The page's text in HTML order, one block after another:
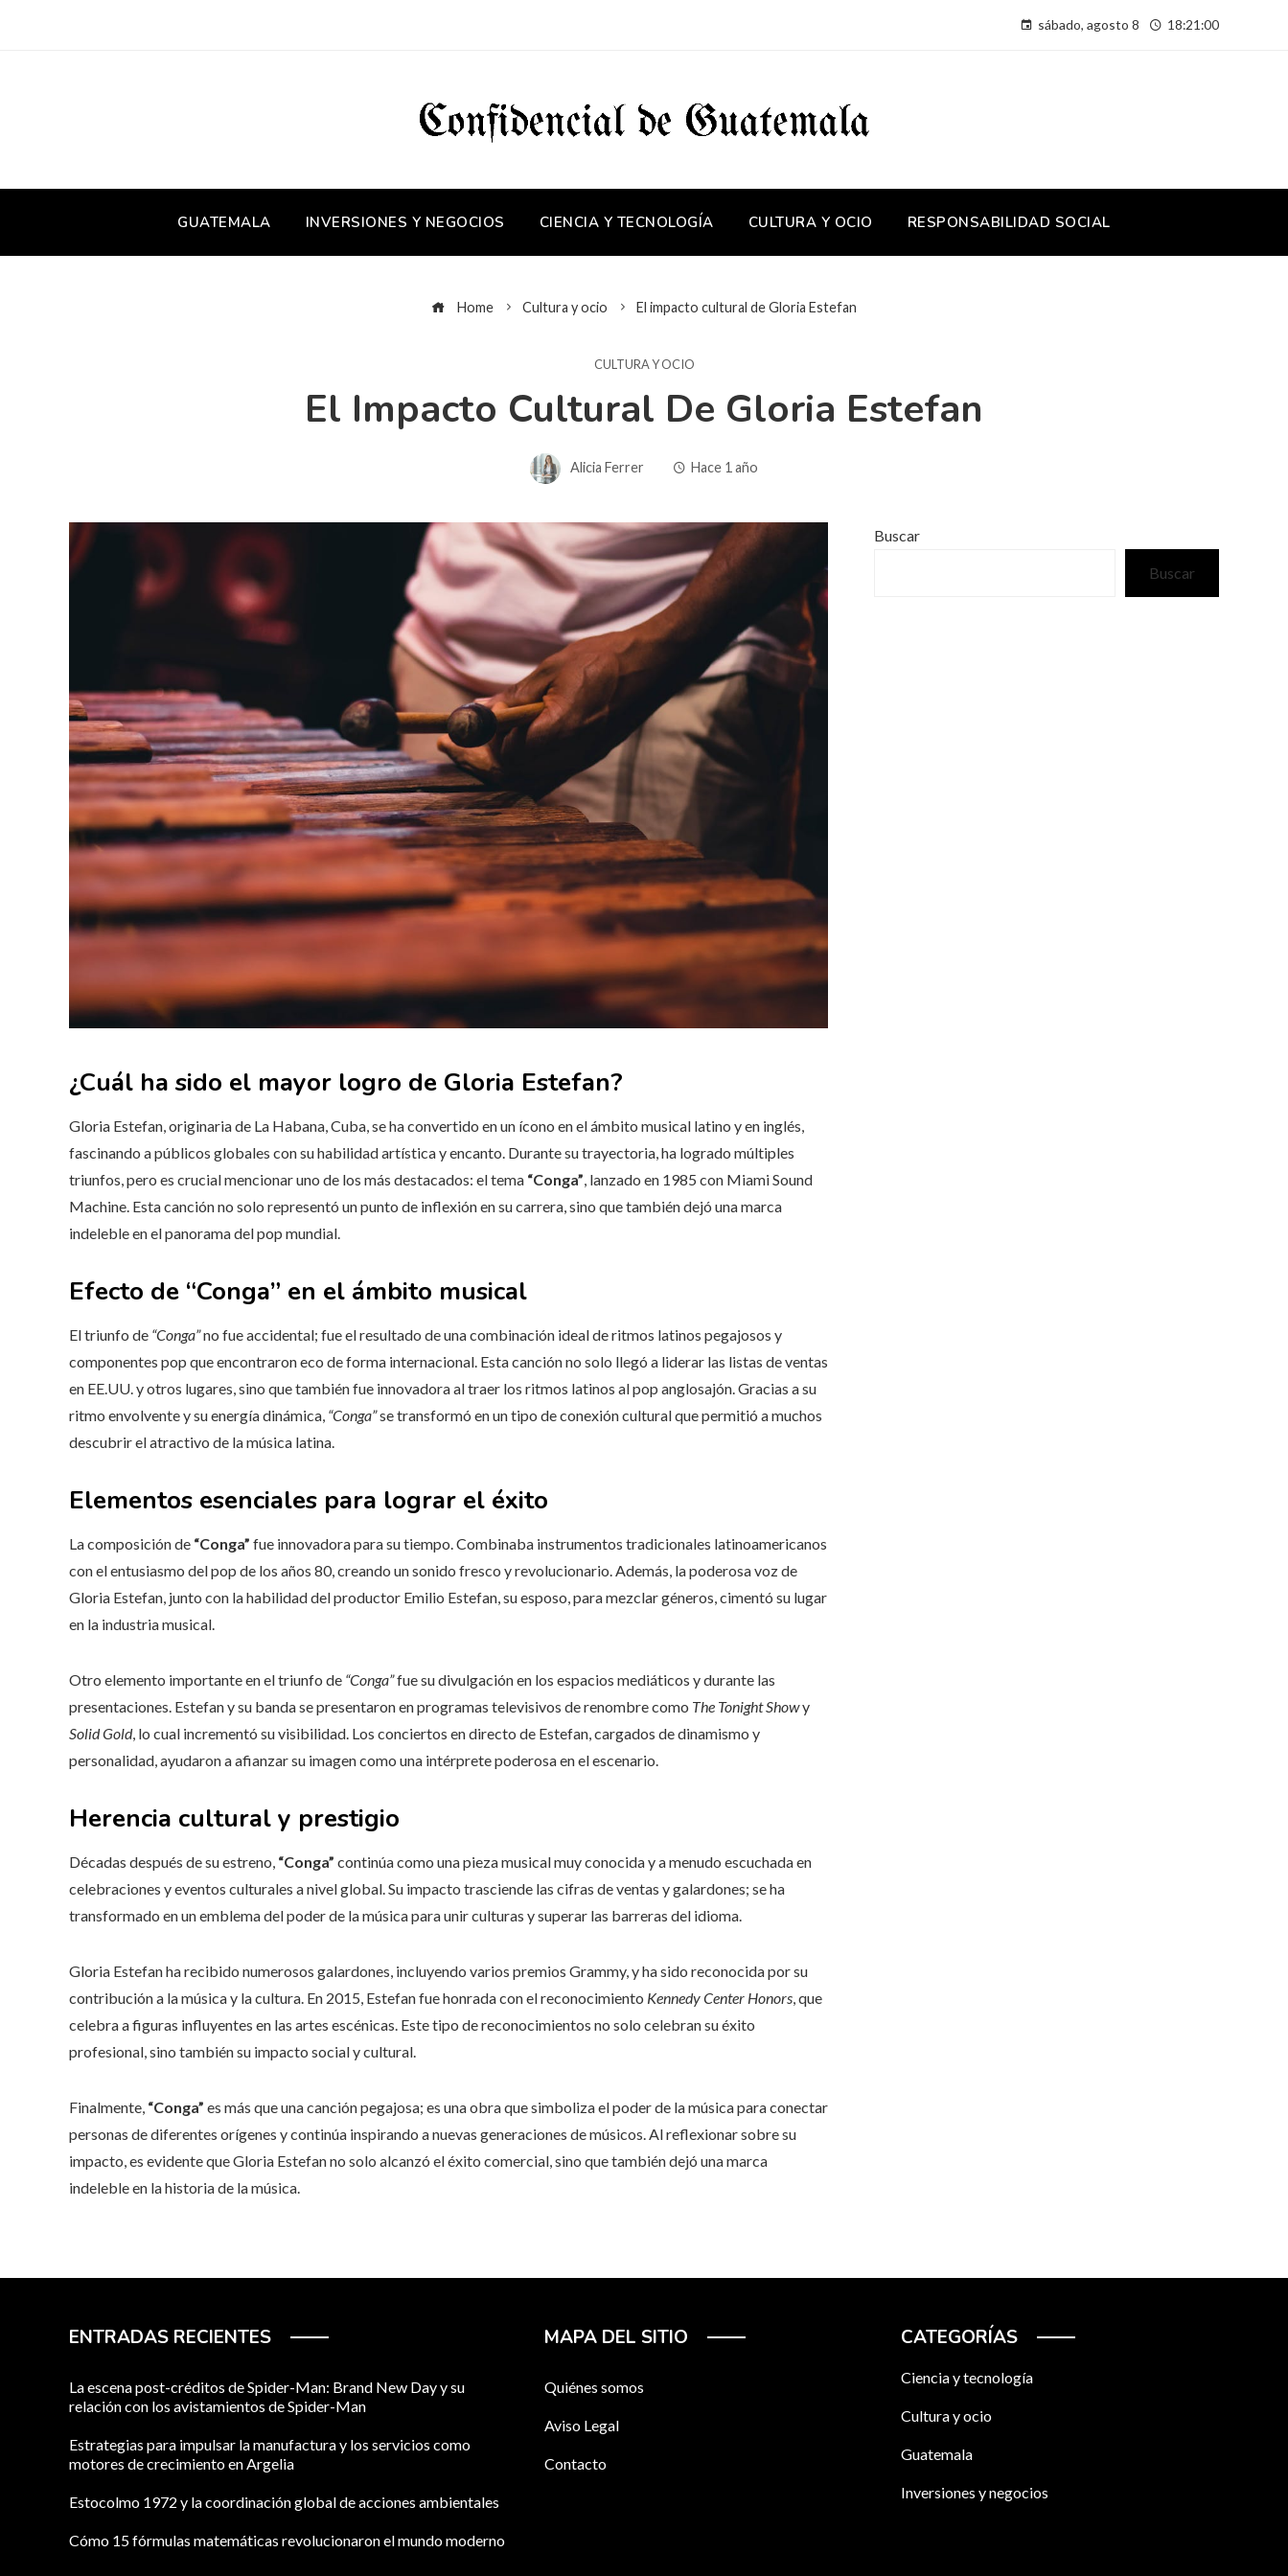
sábado, agosto 8 18:21:00
GUATEMALA INVERSIONES Y NEGOCIOS CIENCIA Y TECNOLOGÍA CULTURA Y OCIO RESPONSABILIDAD SOCIAL
Home Cultura y ocio El impacto cultural de Gloria Estefan
CULTURA Y OCIO
El Impacto Cultural De Gloria Estefan
Alicia Ferrer Hace 1 año
¿Cuál ha sido el mayor logro de Gloria Estefan?
Gloria Estefan, originaria de La Habana, Cuba, se ha convertido en un ícono en el ámbito musical latino y en inglés,
fascinando a públicos globales con su habilidad artística y encanto. Durante su trayectoria, ha logrado múltiples
triunfos, pero es crucial mencionar uno de los más destacados: el tema “Conga”, lanzado en 1985 con Miami Sound
Machine. Esta canción no solo representó un punto de inflexión en su carrera, sino que también dejó una marca
indeleble en el panorama del pop mundial.
Efecto de “Conga” en el ámbito musical
El triunfo de “Conga”no fue accidental; fue el resultado de una combinación ideal de ritmos latinos pegajosos y
componentes pop que encontraron eco de forma internacional. Esta canción no solo llegó a liderar las listas de ventas
en EE.UU. y otros lugares, sino que también fue innovadora al traer los ritmos latinos al pop anglosajón. Gracias a su
ritmo envolvente y su energía dinámica, “Conga”se transformó en un tipo de conexión cultural que permitió a muchos
descubrir el atractivo de la música latina.
Elementos esenciales para lograr el éxito
La composición de “Conga” fue innovadora para su tiempo. Combinaba instrumentos tradicionales latinoamericanos
con el entusiasmo del pop de los años 80, creando un sonido fresco y revolucionario. Además, la poderosa voz de
Gloria Estefan, junto con la habilidad del productor Emilio Estefan, su esposo, para mezclar géneros, cimentó su lugar
en la industria musical.
Otro elemento importante en el triunfo de “Conga”fue su divulgación en los espacios mediáticos y durante las
presentaciones. Estefan y su banda se presentaron en programas televisivos de renombre como The Tonight Showy
Solid Gold, lo cual incrementó su visibilidad. Los conciertos en directo de Estefan, cargados de dinamismo y
personalidad, ayudaron a afianzar su imagen como una intérprete poderosa en el escenario.
Herencia cultural y prestigio
Décadas después de su estreno, “Conga” continúa como una pieza musical muy conocida y a menudo escuchada en
celebraciones y eventos culturales a nivel global. Su impacto trasciende las cifras de ventas y galardones; se ha
transformado en un emblema del poder de la música para unir culturas y superar las barreras del idioma.
Gloria Estefan ha recibido numerosos galardones, incluyendo varios premios Grammy, y ha sido reconocida por su
contribución a la música y la cultura. En 2015, Estefan fue honrada con el reconocimiento Kennedy Center Honors, que
celebra a figuras influyentes en las artes escénicas. Este tipo de reconocimientos no solo celebran su éxito
profesional, sino también su impacto social y cultural.
Finalmente, “Conga” es más que una canción pegajosa; es una obra que simboliza el poder de la música para conectar
personas de diferentes orígenes y continúa inspirando a nuevas generaciones de músicos. Al reflexionar sobre su
impacto, es evidente que Gloria Estefan no solo alcanzó el éxito comercial, sino que también dejó una marca
indeleble en la historia de la música.
Buscar
Buscar
ENTRADAS RECIENTES
La escena post-créditos de Spider-Man: Brand New Day y su
relación con los avistamientos de Spider-Man
Estrategias para impulsar la manufactura y los servicios como
motores de crecimiento en Argelia
Estocolmo 1972 y la coordinación global de acciones ambientales
Cómo 15 fórmulas matemáticas revolucionaron el mundo moderno
MAPA DEL SITIO
Quiénes somos
Aviso Legal
Contacto
CATEGORÍAS
Ciencia y tecnología
Cultura y ocio
Guatemala
Inversiones y negocios